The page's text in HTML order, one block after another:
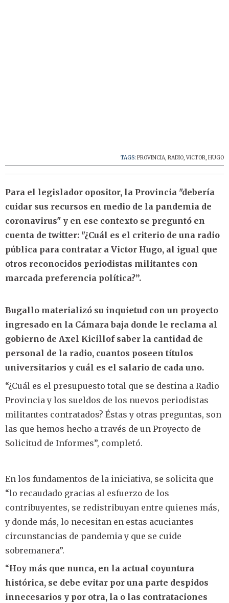
TAGS: PROVINCIA, RADIO, VíCTOR, HUGO
Para el legislador opositor, la Provincia "debería
cuidar sus recursos en medio de la pandemia de
coronavirus" y en ese contexto se preguntó en
cuenta de twitter: "¿Cuál es el criterio de una radio
pública para contratar a Victor Hugo, al igual que
otros reconocidos periodistas militantes con
marcada preferencia política?”.
Bugallo materializó su inquietud con un proyecto
ingresado en la Cámara baja donde le reclama al
gobierno de Axel Kicillof saber la cantidad de
personal de la radio, cuantos poseen títulos
universitarios y cuál es el salario de cada uno.
“¿Cuál es el presupuesto total que se destina a Radio
Provincia y los sueldos de los nuevos periodistas
militantes contratados? Éstas y otras preguntas, son
las que hemos hecho a través de un Proyecto de
Solicitud de Informes”, completó.
En los fundamentos de la iniciativa, se solicita que
“lo recaudado gracias al esfuerzo de los
contribuyentes, se redistribuyan entre quienes más,
y donde más, lo necesitan en estas acuciantes
circunstancias de pandemia y que se cuide
sobremanera”.
“Hoy más que nunca, en la actual coyuntura
histórica, se debe evitar por una parte despidos
innecesarios y por otra, la o las contrataciones